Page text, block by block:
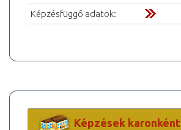
Képzésfüggő adatok:
Képzések karonként